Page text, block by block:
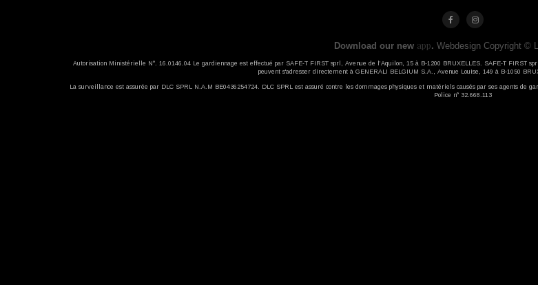
Download our new app. Webdesign Copyright ©
Autorisation Ministérielle N°. 16.0146.04 Le gardiennage est effectué par SAFE-T FIRST sprl, Avenue de l’Aquilon, 15 à B-1200 BRUXELLES. SAFE-T FIRST
peuvent s'adresser directement à GENERALI BELGIUM S.A., Avenue Louise, 149 à B-1050
La surveillance est assurée par DLC SPRL N.A.M BE0436254724. DLC SPRL est assuré contre les dommages physiques et matériels causés par ses agents de
Police n° 32.668.113